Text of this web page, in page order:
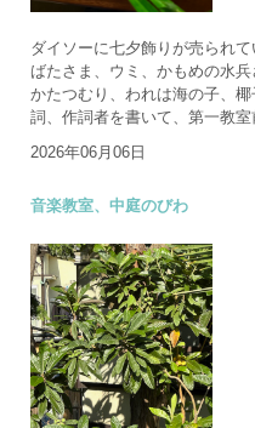
ダイソーに七夕飾りが売られ
ばたさま、ウミ、かもめの水兵
かたつむり、われは海の子、
詞、作詞者を書いて、第一教
2026年06月06日
音楽教室、中庭のびわ